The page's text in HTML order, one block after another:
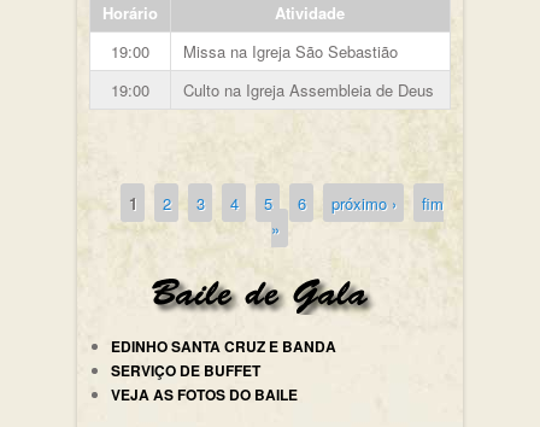
Horário
Atividade
19:00
Missa na Igreja São Sebastião
19:00
Culto na Igreja Assembleia de Deus
Páginas
1 2 3 4 5 6 próximo ›
fim
»
EDINHO SANTA CRUZ E BANDA
SERVIÇO DE BUFFET
VEJA AS FOTOS DO BAILE